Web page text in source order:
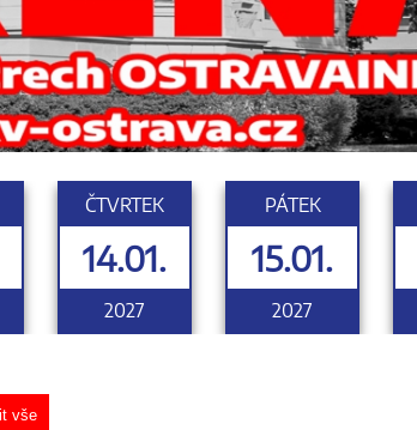
ČTVRTEK
14.01.
2027
PÁTEK
15.01.
2027
vše